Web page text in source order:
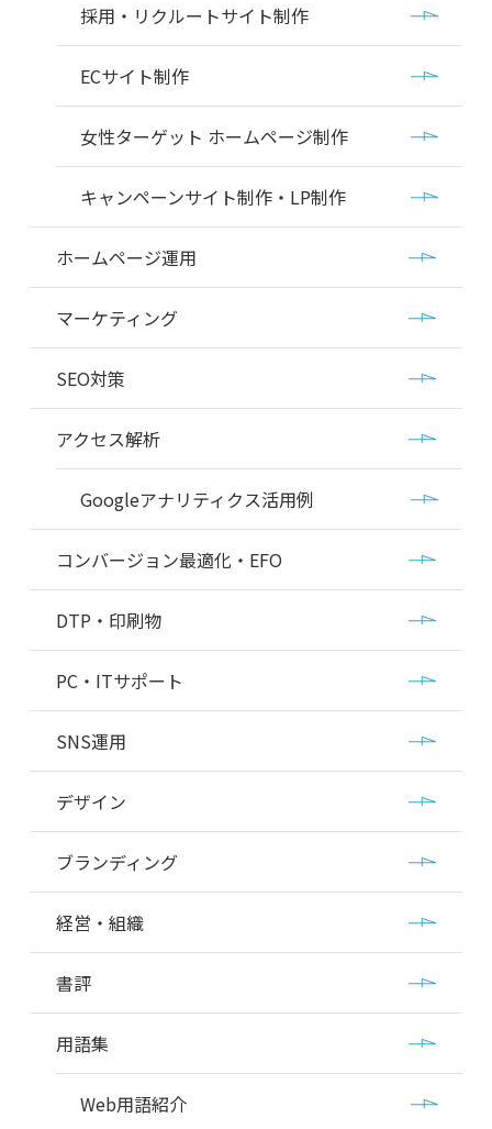
採用・リクルートサイト制作
ECサイト制作
女性ターゲット ホームページ制作
キャンペーンサイト制作・LP制作
ホームページ運用
マーケティング
SEO対策
アクセス解析
Googleアナリティクス活用例
コンバージョン最適化・EFO
DTP・印刷物
PC・ITサポート
SNS運用
デザイン
ブランディング
経営・組織
書評
用語集
Web用語紹介